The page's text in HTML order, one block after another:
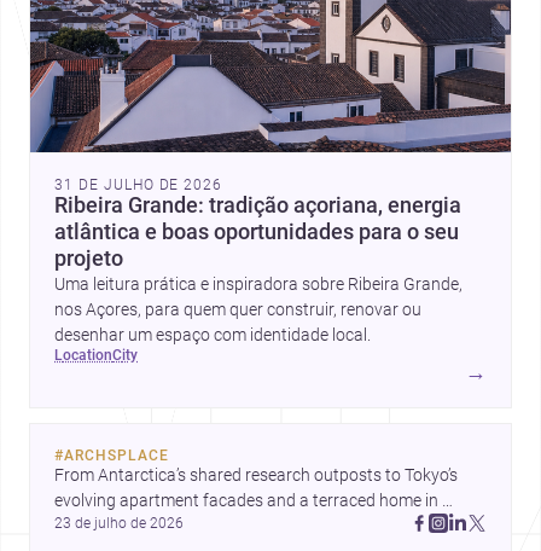
31 DE JULHO DE 2026
Ribeira Grande: tradição açoriana, energia
atlântica e boas oportunidades para o seu
projeto
Uma leitura prática e inspiradora sobre Ribeira Grande,
nos Açores, para quem quer construir, renovar ou
desenhar um espaço com identidade local.
location city
→
#ARCHSPLACE
From Antarctica’s shared research outposts to Tokyo’s
evolving apartment facades and a terraced home in
Amman, these projects show how architecture adapts to
23 de julho de 2026